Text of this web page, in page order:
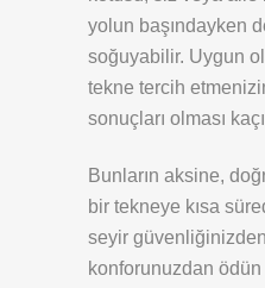
yolun başındayken
soğuyabilir. Uygun
tekne tercih
sonuçları olması
Bunların aksine,
bir tekneye kısa
seyir
konforunuzdan